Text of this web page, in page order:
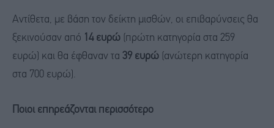
Αντίθετα, με βάση τον δείκτη μισθών, οι επιβαρύνσεις θα
ξεκινούσαν από
14 ευρώ (πρώτη κατηγορία στα 259
ευρώ) και θα έφθαναν τα 39 ευρώ (ανώτερη κατηγορία
στα 700 ευρώ).
Ποιοι επηρεάζονται περισσότερο